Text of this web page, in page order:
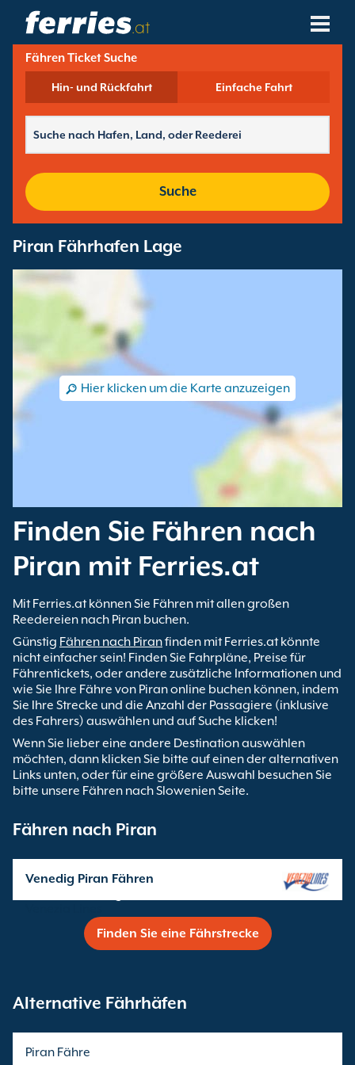
.at
Reedereien
Fährziele
Fährhäfen
Fähren Ticket Suche
Hin- und Rückfahrt Einfache Fahrt
Suche
Piran Fährhafen Lage
Hier klicken um die Karte anzuzeigen
Finden Sie Fähren nach
Piran mit Ferries.at
Mit Ferries.at können Sie Fähren mit allen großen
Reedereien nach Piran buchen.
Günstig Fähren nach Piranfinden mit Ferries.at könnte
nicht einfacher sein! Finden Sie Fahrpläne, Preise für
Fährentickets, oder andere zusätzliche Informationen und
wie Sie Ihre Fähre von Piran online buchen können, indem
Sie Ihre Strecke und die Anzahl der Passagiere (inklusive
des Fahrers) auswählen und auf Suche klicken!
Wenn Sie lieber eine andere Destination auswählen
möchten, dann klicken Sie bitte auf einen der alternativen
Links unten, oder für eine größere Auswahl besuchen Sie
bitte unsere Fähren nach Slowenien Seite.
Fähren nach Piran
Venedig Piran Fähren
Finden Sie eine Fährstrecke
Alternative Fährhäfen
Piran Fähre